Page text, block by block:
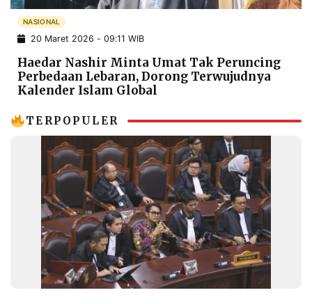
POLICY WARGA
INFORMASI
IKLAN
KIRIM
PENGADUAN TERM
OF
SERVICE
IKUTI
NASIONAL
20 Maret 2026 - 09:11 WIB
Haedar Nashir Minta Umat Tak Peruncing
Perbedaan Lebaran, Dorong Terwujudnya
Kalender Islam Global
TERPOPULER